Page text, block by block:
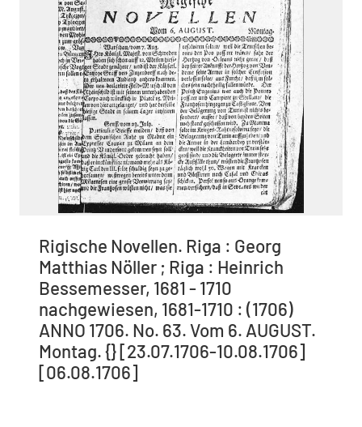
Rigische Novellen. Riga : Georg
Matthias Nöller ; Riga : Heinrich
Bessemesser, 1681 - 1710
nachgewiesen, 1681-1710 : (1706)
ANNO 1706. No. 63. Vom 6. AUGUST.
Montag. {} [23.07.1706-10.08.1706]
[06.08.1706]